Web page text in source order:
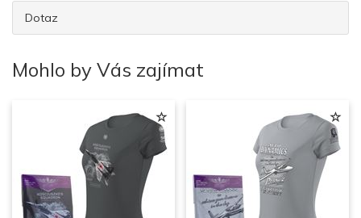
Dotaz
Mohlo by Vás zajímat